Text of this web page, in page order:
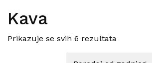
Kava
Prikazuje se svih 6 rezultata